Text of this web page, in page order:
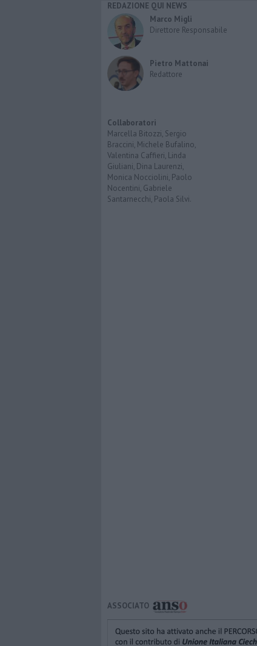
REDAZIONE QUI NEWS
Marco Migli
Direttore Responsabile
Pietro Mattonai
Redattore
Collaboratori
Marcella Bitozzi, Sergio
Braccini, Michele Bufalino,
Valentina Caffieri, Linda
Giuliani, Dina Laurenzi,
Monica Nocciolini, Paolo
Nocentini, Gabriele
Santarnecchi, Paola Silvi.
ASSOCIATO